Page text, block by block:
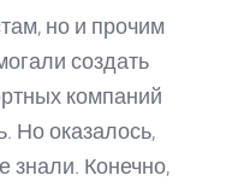
но и прочим
создать
компаний
Но оказалось,
знали. Конечно,